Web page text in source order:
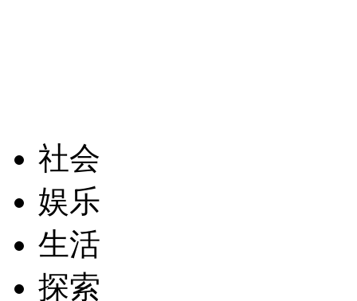
社会
娱乐
生活
探索